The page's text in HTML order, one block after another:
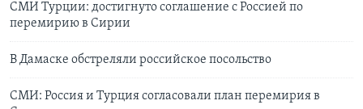
СМИ Турции: достигнуто соглашение с Россией по
перемирию в Сирии
В Дамаске обстреляли российское посольство
СМИ: Россия и Турция согласовали план перемирия в